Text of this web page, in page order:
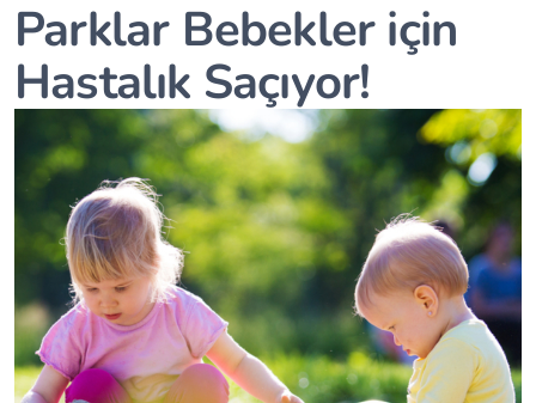
Parklar Bebekler için
Hastalık Saçıyor!